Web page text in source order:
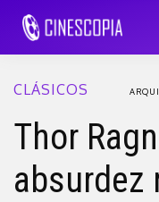
CLÁSICOS
Thor
absurdez